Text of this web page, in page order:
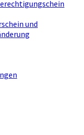
und